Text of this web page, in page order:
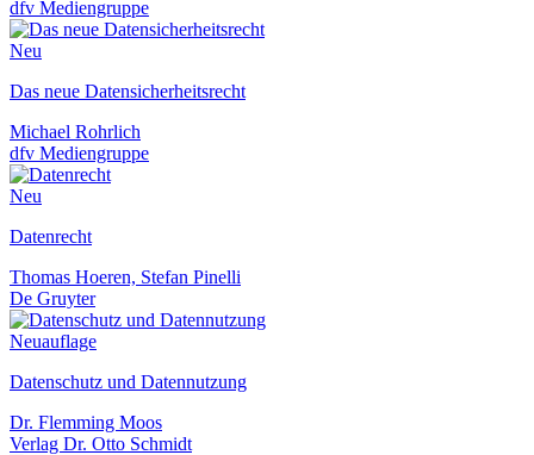
dfv Mediengruppe
Neu
Das neue Datensicherheitsrecht
Michael Rohrlich
dfv Mediengruppe
Neu
Datenrecht
Thomas Hoeren, Stefan Pinelli
De Gruyter
Neuauflage
Datenschutz und Datennutzung
Dr. Flemming Moos
Verlag Dr. Otto Schmidt